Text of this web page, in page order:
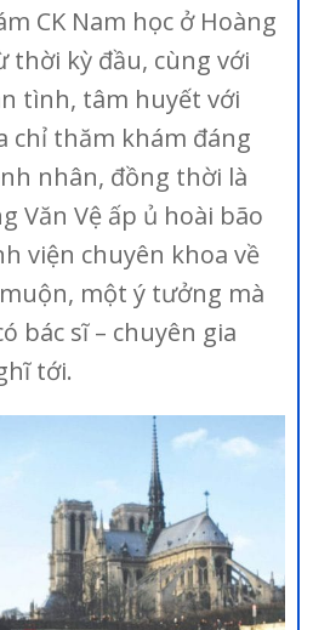
CK Nam học ở Hoàng
thời kỳ đầu, cùng với
tình, tâm huyết với
chỉ thăm khám đáng
nhân, đồng thời là
Văn Vệ ấp ủ hoài bão
viện chuyên khoa về
một ý tưởng mà
bác sĩ – chuyên gia
tới.